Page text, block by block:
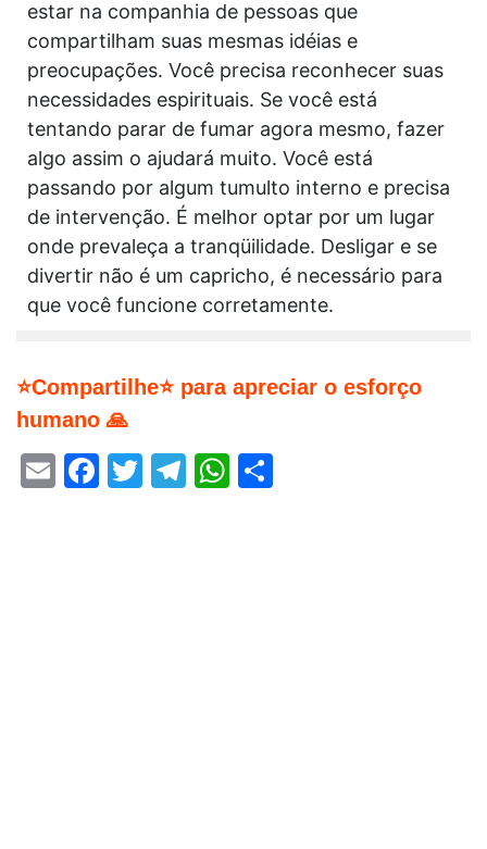
estar na companhia de pessoas que
compartilham suas mesmas idéias e
preocupações. Você precisa reconhecer suas
necessidades espirituais. Se você está
tentando parar de fumar agora mesmo, fazer
algo assim o ajudará muito. Você está
passando por algum tumulto interno e precisa
de intervenção. É melhor optar por um lugar
onde prevaleça a tranqüilidade. Desligar e se
divertir não é um capricho, é necessário para
que você funcione corretamente.
⭐Compartilhe⭐ para apreciar o esforço
humano 🙏
EmailFacebook
Twitter
Telegram
WhatsApp